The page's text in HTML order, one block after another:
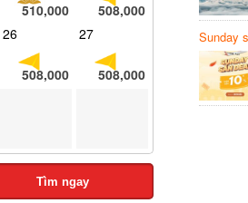
510,000
508,000
26
508,000
27
508,000
Tìm ngay
Sunday